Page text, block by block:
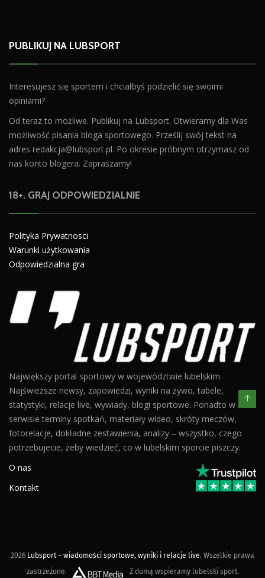
PUBLIKUJ NA LUBSPORT
Interesujesz się sportem i chciałbyś podzielić się swoimi
opiniami?
Od teraz to możliwe. Publikuj na Lubsport. Otwieramy dla Was
możliwość pisania bloga sportowego. Prześlij swój tekst na
adres redakcja@lubsport.pl. Po okresie próbnym otrzymasz od
nas konto blogera. Zapraszamy!
18+. GRAJ ODPOWIEDZIALNIE
Polityka Prywatnosci
Warunki użytkowania
Odpowiedzialna gra
Największy portal sportowy w województwie lubelskim.
Najświeższe newsy, zapowiedzi, wyniki na żywo, tabele,
statystyki, relacje live, wywiady, blogi sportowe. Ponadto w
serwisie terminy spotkań, materiały wideo, skróty meczów,
fotorelacje, dokładne zestawienia, analizy – wszystko, czego
potrzebujecie, żeby wiedzieć, co w lubelskim sporcie piszczy.
O nas
Kontakt
2026 Lubsport – wiadomości sportowe, wyniki i relacje live. Wszelkie prawa
zastrzeżone.
Z dumą wspieramy lubelski sport.